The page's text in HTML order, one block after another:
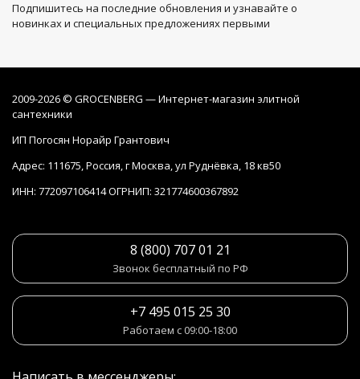
Подпишитесь на последние обновления и узнавайте о
новинках и специальных предложениях первыми
2009-2026 © GROCENBERG — Интернет-магазин элитной
сантехники
ИП Погосян Норайр Грантович
Адрес: 111675, Россия, г Москва, ул Руднёвка, 18 кв50
ИНН: 772097106414 ОГРНИП: 321774600367892
8 (800) 707 01 21
Звонок бесплатный по РФ
+7 495 015 25 30
Работаем с 09:00-18:00